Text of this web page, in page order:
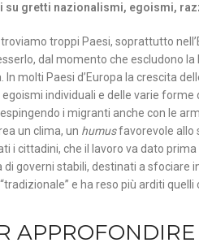
su gretti nazionalismi, egoismi,
troppi Paesi, soprattutto
dal momento che escludono la
molti Paesi d’Europa la crescita
individuali e delle varie
i migranti anche con le
un clima, un humusfavorevole allo
i cittadini, che il lavoro va dato prima
governi stabili, destinati a sfociare
e ha reso più arditi quelli
APPROFONDIRE